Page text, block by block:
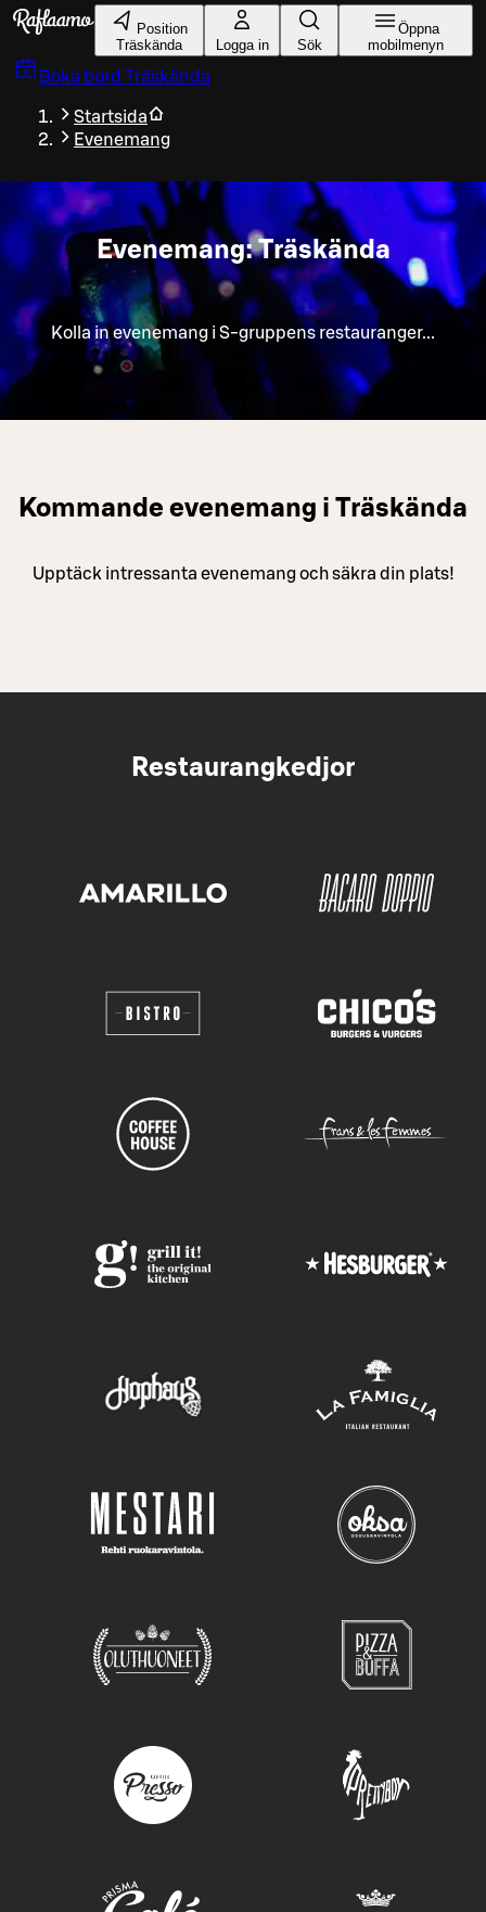
Gå till huvudinnehållet
Position
Träskända
Logga in Sök
Öppna
mobilmenyn
Boka bord Träskända
Startsida
Evenemang
Evenemang: Träskända
Kolla in evenemang i S-gruppens restauranger...
Kommande evenemang i Träskända
Upptäck intressanta evenemang och säkra din plats!
Restaurangkedjor